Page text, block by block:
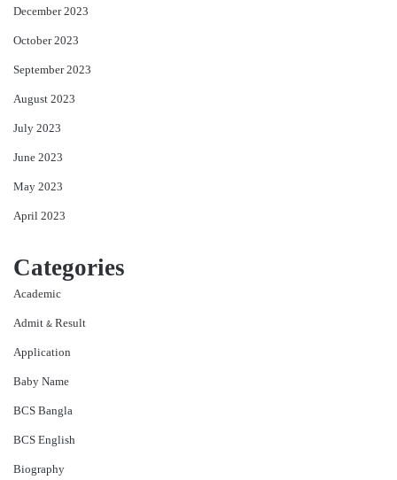
December 2023
October 2023
September 2023
August 2023
July 2023
June 2023
May 2023
April 2023
Categories
Academic
Admit & Result
Application
Baby Name
BCS Bangla
BCS English
Biography